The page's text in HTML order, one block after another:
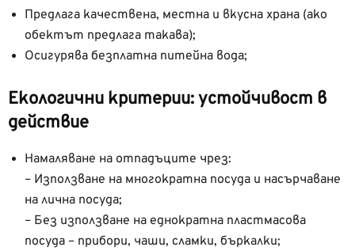
Предлага качествена, местна и вкусна храна (ако
обектът предлага такава);
Осигурява безплатна питейна вода;
Екологични критерии: устойчивост в
действие
Намаляване на отпадъците чрез:
– Използване на многократна посуда и насърчаване
на лична посуда;
– Без използване на еднократна пластмасова
посуда – прибори, чаши, сламки, бъркалки;